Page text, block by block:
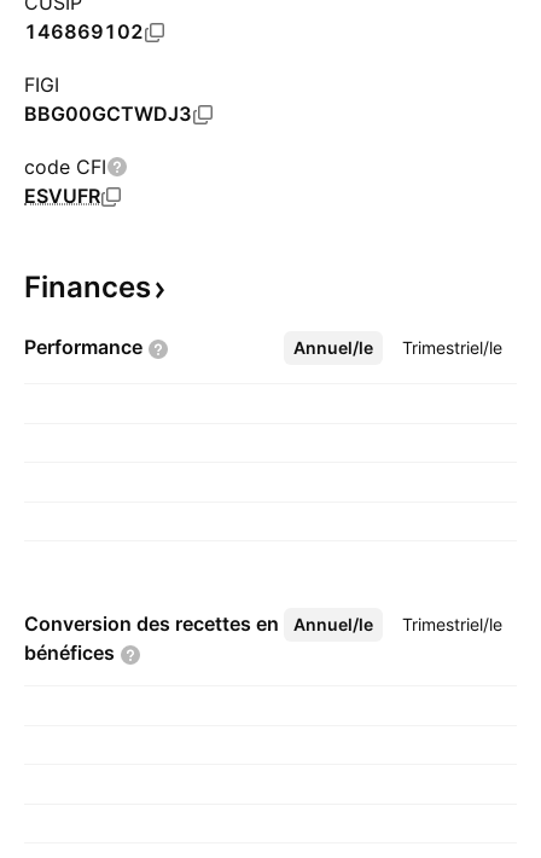
146869102
FIGI
BBG00GCTWDJ3
code CFI
ESVUFR
Finances
Performance Annuel/le Trimestriel/le
Plus
Conversion des recettes en
bénéfices
Annuel/le Trimestriel/le
Plus